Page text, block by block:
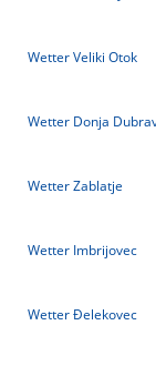
Wetter Veliki Otok
Wetter Donja
Wetter Zablatje
Wetter Imbrijovec
Wetter Ðelekovec